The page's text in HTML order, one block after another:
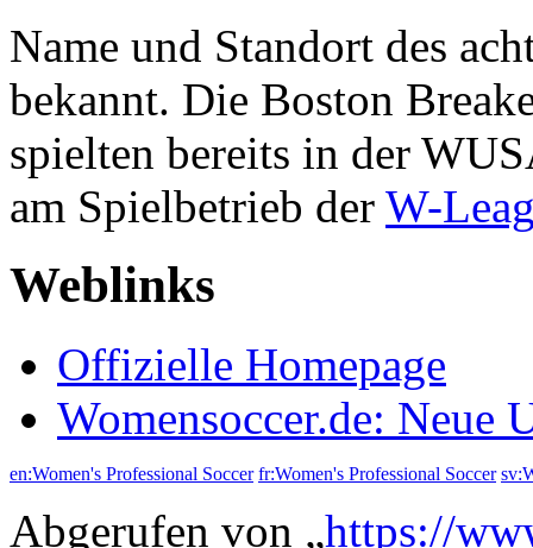
Name und Standort des
bekannt. Die Boston
spielten bereits in der
am Spielbetrieb der W-
Weblinks
Offizielle Homepage
Womensoccer.de: Neue
en:Women's Professional Soccer fr:Women's Professional Soccer
Abgerufen von „https://